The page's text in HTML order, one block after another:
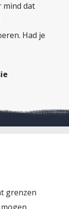
mind dat
Had je
grenzen